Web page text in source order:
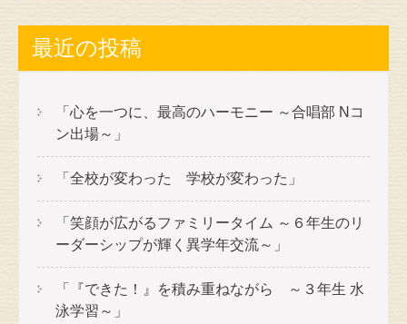
最近の投稿
「心を一つに、最高のハーモニー ～合唱部 Nコ
ン出場～」
「全校が変わった 学校が変わった」
「笑顔が広がるファミリータイム ～６年生のリ
ーダーシップが輝く異学年交流～」
「『できた！』を積み重ねながら ～３年生 水
泳学習～」